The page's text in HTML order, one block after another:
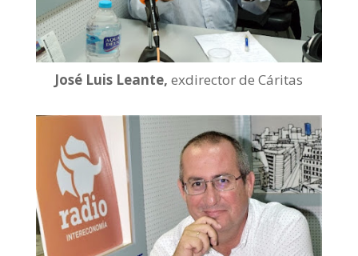
José Luis Leante, exdirector de Cáritas